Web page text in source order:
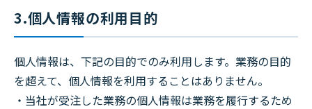
3.個人情報の利用目的
個人情報は、下記の目的でのみ利用します。業務の目的
を超えて、個人情報を利用することはありません。
・当社が受注した業務の個人情報は業務を履行するため